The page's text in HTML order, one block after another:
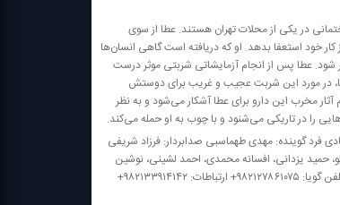
در یكی از محلات تهران هستند. عطا از سوی
خود استعفا بدهد. او كه دریافته است گاهی انسان‌ها
شود. عطا پس از انجام آزمایشاتی شربتی موثر درست
در مورد این شربت عجیب و غریب برای دوستش
مخرب این دارو برای عطا آشكار می‌شود و به نظر
را در تاریكی می‌شنود و با چوب به او حمله می‌كند.
فرد گوینده: مهدی طهماسبی صدابردار: فرزاد شریفی
حمید یزدانی، افسانه محمدی، احمد لشینی، نوشین
حسن زاده، نازنین مهیمنی، سهیلا تیراوی، مینو جبارزاده، محمدرضا قلم بر رادیو نمایش؛ موج اف ام ردیف ۱۰۷/۵ مگاهرتز، تلفن گویا: ۹۸۲۱۲۷۸۶۱۰۷۵+ ارتباطات: ۹۸۲۱۳۳۹۱۴۱۴۲+